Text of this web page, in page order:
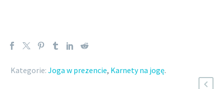
Kategorie: Joga w prezencie, Karnety na jogę.